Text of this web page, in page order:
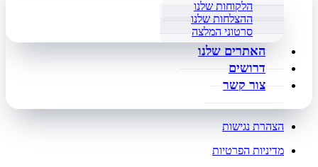
הלקוחות שלנו
ההצלחות שלנו
סרטוני המלצה
האתרים שלנו
דרושים
צור קשר
הצהרת נגישות
מדיניות הפרטיות